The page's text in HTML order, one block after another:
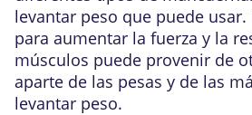
levantar peso que puede
para aumentar la fuerza y la
músculos puede provenir de
aparte de las pesas y de las
levantar peso.